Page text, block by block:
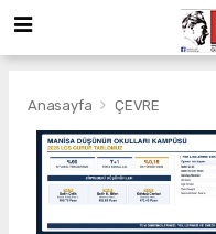
Anasayfa ÇEVRE